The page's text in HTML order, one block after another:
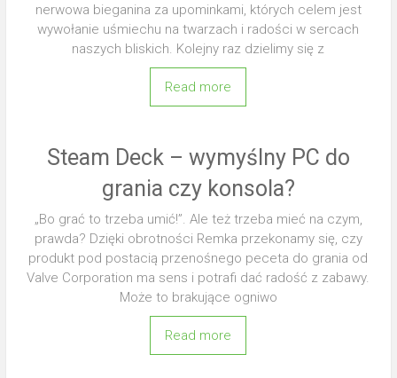
nerwowa bieganina za upominkami, których celem jest
wywołanie uśmiechu na twarzach i radości w sercach
naszych bliskich. Kolejny raz dzielimy się z
Read more
Steam Deck – wymyślny PC do
grania czy konsola?
„Bo grać to trzeba umić!”. Ale też trzeba mieć na czym,
prawda? Dzięki obrotności Remka przekonamy się, czy
produkt pod postacią przenośnego peceta do grania od
Valve Corporation ma sens i potrafi dać radość z zabawy.
Może to brakujące ogniwo
Read more